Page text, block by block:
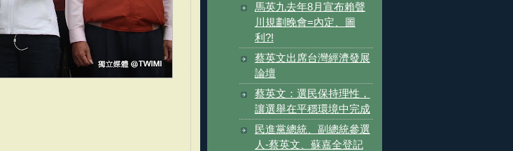
馬英九去年8月宣布賴聲
川規劃晚會=內定、圖
利?!
蔡英文出席台灣經濟發展
論壇
蔡英文：選民保持理性，
讓選舉在平穩環境中完成
民進黨總統、副總統參選
人-蔡英文、蘇嘉全登記